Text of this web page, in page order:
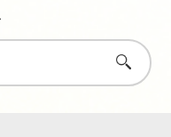
さがす